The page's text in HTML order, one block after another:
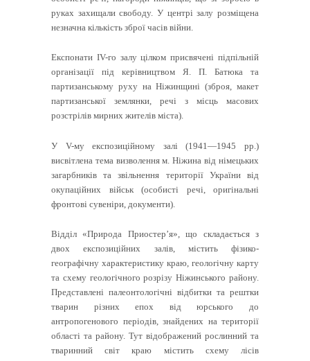
руках захищали свободу. У центрі залу розміщена
незначна кількість зброї часів війни.
Експонати IV-го залу цілком присвячені підпільній
організації під керівництвом Я. П. Батюка та
партизанському руху на Ніжинщині (зброя, макет
партизанської землянки, речі з місць масових
розстрілів мирних жителів міста).
У V-му експозиційному залі (1941—1945 рр.)
висвітлена тема визволення м. Ніжина від німецьких
загарбників та звільнення території України від
окупаційних військ (особисті речі, оригінальні
фронтові сувеніри, документи).
Відділ «Природа Приостер’я», що складається з
двох експозиційних залів, містить фізико-
географічну характеристику краю, геологічну карту
та схему геологічного розрізу Ніжинського району.
Представлені палеонтологічні відбитки та рештки
тварин різних епох від юрського до
антропогенового періодів, знайдених на території
області та району. Тут відображений рослинний та
тваринний світ краю містить схему лісів